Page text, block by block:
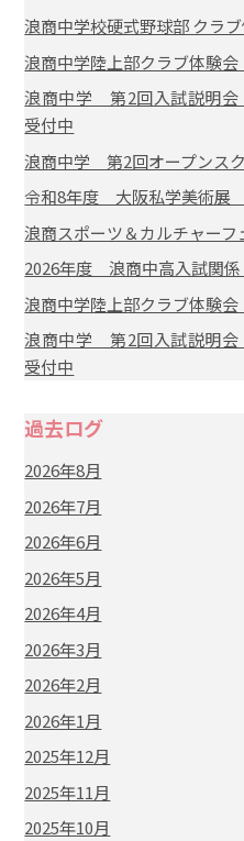
浪商中学校硬式野球部 クラ
浪商中学陸上部クラブ体験
浪商中学 第2回入試説明
受付中
浪商中学 第2回オープン
令和8年度 大阪私学美術展
浪商スポーツ＆カルチャー
2026年度 浪商中高入試関
浪商中学陸上部クラブ体験
浪商中学 第2回入試説明
受付中
過去ログ
2026年8月
2026年7月
2026年6月
2026年5月
2026年4月
2026年3月
2026年2月
2026年1月
2025年12月
2025年11月
2025年10月